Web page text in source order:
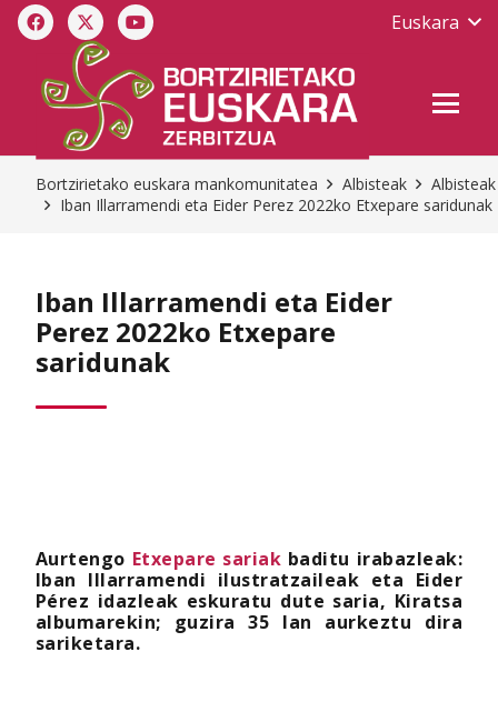
Euskara
Bortzirietako euskara mankomunitatea Albisteak
Albisteak
Iban Illarramendi eta Eider Perez 2022ko Etxepare saridunak
Iban Illarramendi eta Eider
Perez 2022ko Etxepare
saridunak
Aurtengo Etxepare sariak baditu irabazleak:
Iban Illarramendi ilustratzaileak eta Eider
Pérez idazleak eskuratu dute saria, Kiratsa
albumarekin; guzira 35 lan aurkeztu dira
sariketara.